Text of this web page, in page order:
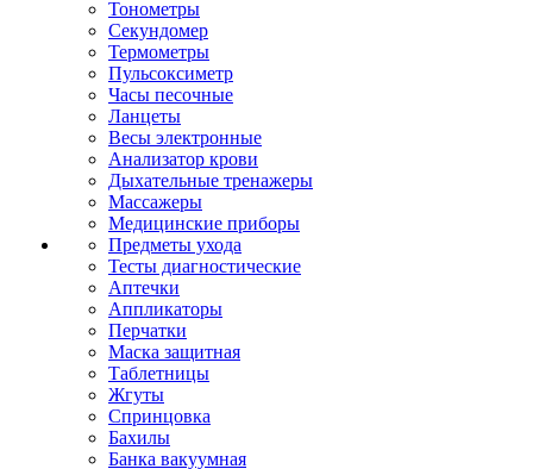
Тонометры
Секундомер
Термометры
Пульсоксиметр
Часы песочные
Ланцеты
Весы электронные
Анализатор крови
Дыхательные тренажеры
Массажеры
Медицинские приборы
Предметы ухода
Тесты диагностические
Аптечки
Аппликаторы
Перчатки
Маска защитная
Таблетницы
Жгуты
Спринцовка
Бахилы
Банка вакуумная